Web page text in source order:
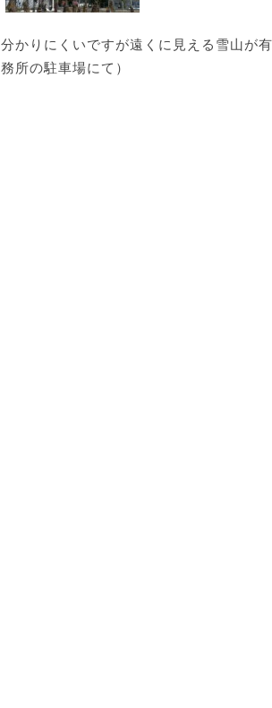
分かりにくいですが遠くに見える雪山が
務所の駐車場にて）